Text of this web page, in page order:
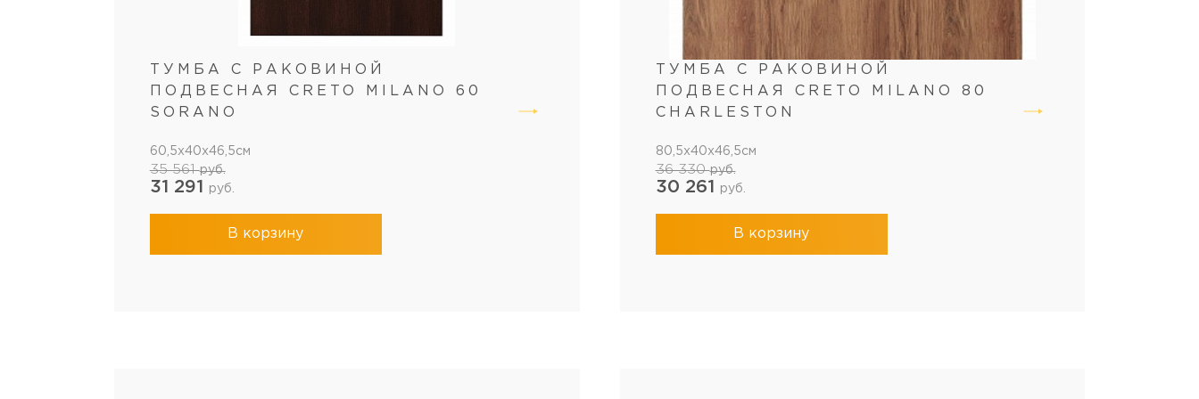
ТУМБА С РАКОВИНОЙ
ПОДВЕСНАЯ CRETO MILANO 60
SORANO
60,5x40x46,5см
35 561руб.
31 291 руб.
В корзину
ТУМБА С РАКОВИНОЙ
ПОДВЕСНАЯ CRETO MILANO 80
CHARLESTON
80,5x40x46,5см
36 330руб.
30 261 руб.
В корзину